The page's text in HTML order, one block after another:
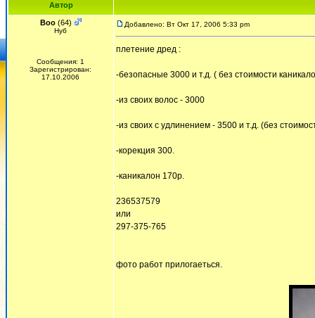
Автор
Boo(64)
Нуб
Сообщения: 1
Зарегистрирован:
17.10.2006
Добавлено: Вт Окт 17, 2006 5:33 pm
плетение дред :
-безопасные 3000 и т.д. ( без стоимости
-из своих волос - 3000
-из своих с удлинением - 3500 и т.д. (без
-корекция 300.
-каникалон 170р.
236537579
или
297-375-765
фото работ прилогаеться.